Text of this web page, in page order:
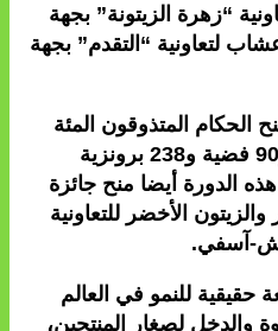
“زهرة الزيتونة” بجهة
لتعاونية “التقدم” بجهة
الحكام المتذوقون المئة
416 ميدالية، منها 88 ذهبية و90 فضية و238 برونزية
الدورة أيضا منح جائزة
الأخضر للتعاونية
آسفي.
حقيقية للنمو في العالم
والدخل لصغار المنتجين،